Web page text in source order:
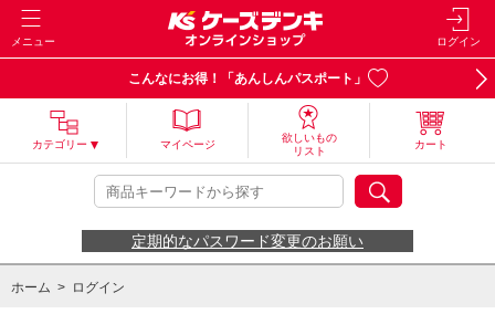
メニュー ログイン
こんなにお得！「あんしんパスポート」
カテゴリー マイページ
欲しいもの
リスト
カート
定期的なパスワード変更のお願い
ホーム > ログイン